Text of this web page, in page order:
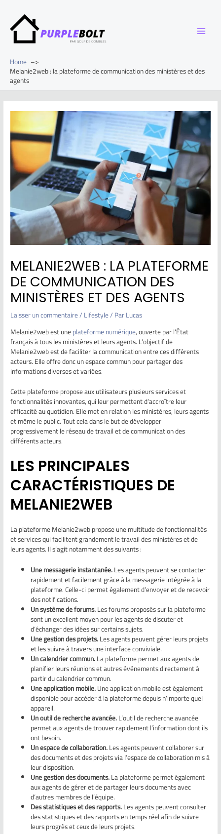
Home
Melanie2web : la plateforme de communication des ministères et des
agents
MELANIE2WEB : LA PLATEFORME
DE COMMUNICATION DES
MINISTÈRES ET DES AGENTS
Laisser un commentaire/Lifestyle/ ParLucas
Melanie2web est uneplateforme numérique, ouverte par l’État
français à tous les ministères et leurs agents. L’objectif de
Melanie2web est de faciliter la communication entre ces différents
acteurs. Elle offre donc un espace commun pour partager des
informations diverses et variées.
Cette plateforme propose aux utilisateurs plusieurs services et
fonctionnalités innovantes, qui leur permettent d’accroître leur
efficacité au quotidien. Elle met en relation les ministères, leurs agents
et même le public. Tout cela dans le but de développer
progressivement le réseau de travail et de communication des
différents acteurs.
LES PRINCIPALES
CARACTÉRISTIQUES DE
MELANIE2WEB
La plateforme Melanie2web propose une multitude de fonctionnalités
et services qui facilitent grandement le travail des ministères et de
leurs agents. Il s’agit notamment des suivants :
Une messagerie instantanée.Les agents peuvent se contacter
rapidement et facilement grâce à la messagerie intégrée à la
plateforme. Celle-ci permet également d’envoyer et de recevoir
des notifications.
Un système de forums.Les forums proposés sur la plateforme
sont un excellent moyen pour les agents de discuter et
d’échanger des idées sur certains sujets.
Une gestion des projets.Les agents peuvent gérer leurs projets
et les suivre à travers une interface conviviale.
Un calendrier commun.La plateforme permet aux agents de
planifier leurs réunions et autres événements directement à
partir du calendrier commun.
Une application mobile.Une application mobile est également
disponible pour accéder à la plateforme depuis n’importe quel
appareil.
Un outil de recherche avancée.L’outil de recherche avancée
permet aux agents de trouver rapidement l’information dont ils
ont besoin.
Un espace de collaboration.Les agents peuvent collaborer sur
des documents et des projets via l’espace de collaboration mis à
leur disposition.
Une gestion des documents.La plateforme permet également
aux agents de gérer et de partager leurs documents avec
d’autres membres de l’équipe.
Des statistiques et des rapports.Les agents peuvent consulter
des statistiques et des rapports en temps réel afin de suivre
leurs progrès et ceux de leurs projets.